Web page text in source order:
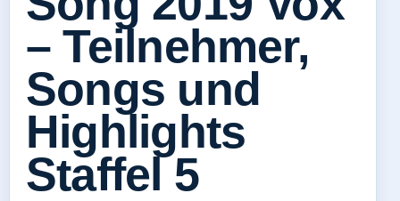
– Teilnehmer,
Songs und
Highlights
Staffel 5